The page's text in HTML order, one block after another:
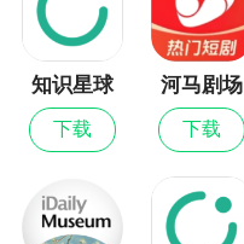
知识星球
下载
河马剧场
下载